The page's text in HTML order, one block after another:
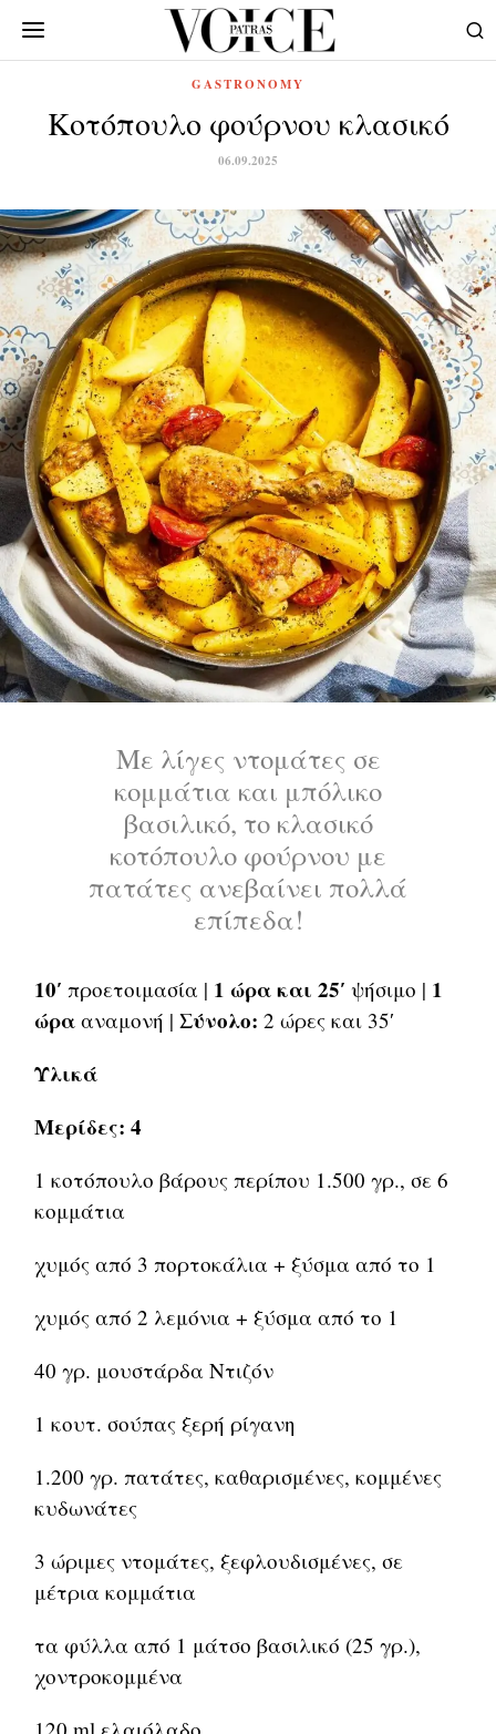
GASTRONOMY
Κοτόπουλο φούρνου κλασικό
06.09.2025
Με λίγες ντομάτες σε
κομμάτια και μπόλικο
βασιλικό, το κλασικό
κοτόπουλο φούρνου με
πατάτες ανεβαίνει πολλά
επίπεδα!
10′προετοιμασία | 1 ώρα και 25′ ψήσιμο | 1
ώρα αναμονή |Σύνολο: 2 ώρες και 35′
Υλικά
Μερίδες: 4
1 κοτόπουλο βάρους περίπου 1.500 γρ., σε 6
κομμάτια
χυμός από 3 πορτοκάλια + ξύσμα από το 1
χυμός από 2 λεμόνια + ξύσμα από το 1
40 γρ. μουστάρδα Ντιζόν
1 κουτ. σούπας ξερή ρίγανη
1.200 γρ. πατάτες, καθαρισμένες, κομμένες
κυδωνάτες
3 ώριμες ντομάτες, ξεφλουδισμένες, σε
μέτρια κομμάτια
τα φύλλα από 1 μάτσο βασιλικό (25 γρ.),
χοντροκομμένα